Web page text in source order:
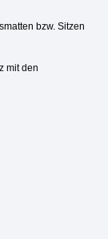
bzw. Sitzen
mit den